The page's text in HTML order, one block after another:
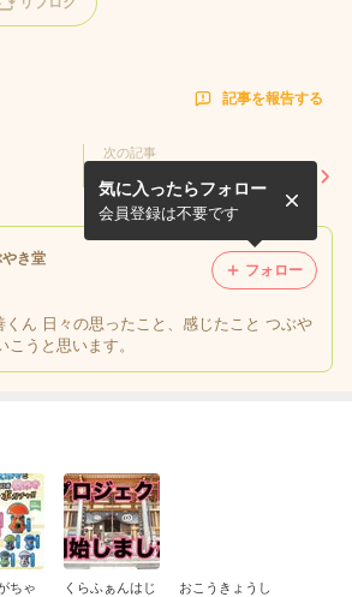
記事を報告する
次の記事
き堂
くん 日々の思ったこと、感じたこと つぶや
うと思います。
気に入ったらフォロー
会員登録は不要です
フォロー
ちゃ
くらふぁんはじ
おこうきょうし